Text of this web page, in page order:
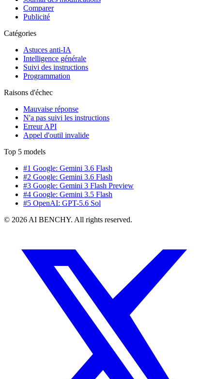
Comparer
Publicité
Catégories
Astuces anti-IA
Intelligence générale
Suivi des instructions
Programmation
Raisons d'échec
Mauvaise réponse
N'a pas suivi les instructions
Erreur API
Appel d'outil invalide
Top 5 models
#1 Google: Gemini 3.6 Flash
#2 Google: Gemini 3.6 Flash
#3 Google: Gemini 3 Flash Preview
#4 Google: Gemini 3.5 Flash
#5 OpenAI: GPT-5.6 Sol
© 2026 AI BENCHY. All rights reserved.